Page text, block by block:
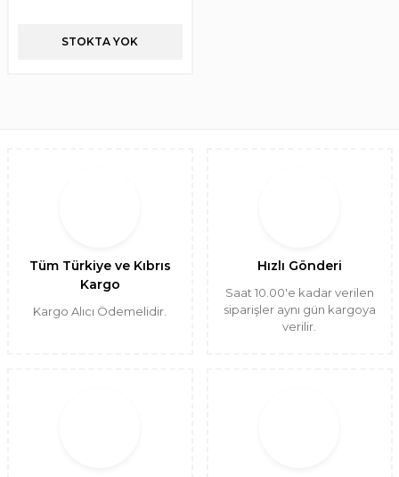
STOKTA YOK
Tüm Türkiye ve Kıbrıs
Kargo
Kargo Alıcı Ödemelidir.
Hızlı Gönderi
Saat 10.00'e kadar verilen
siparişler aynı gün kargoya
verilir.